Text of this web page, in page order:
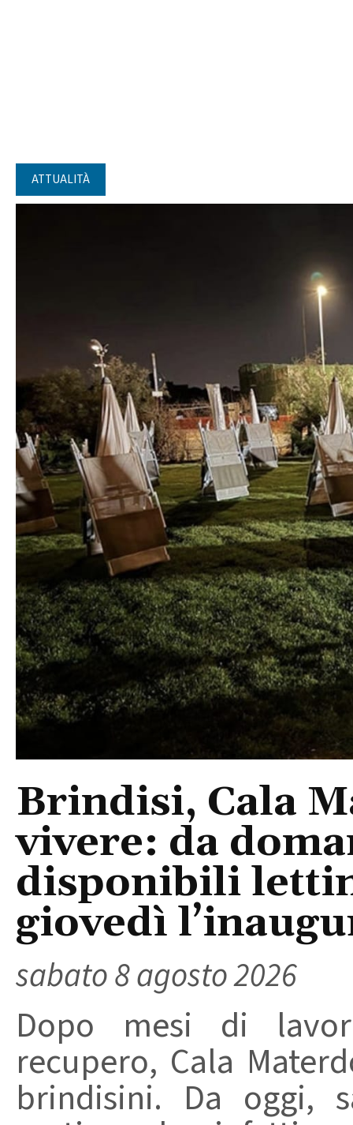
ATTUALITÀ
Brindisi, Cala
vivere: da
disponibili
giovedì
sabato 8 agosto 2026
Dopo mesi di
recupero, Cala
brindisini. Da oggi,